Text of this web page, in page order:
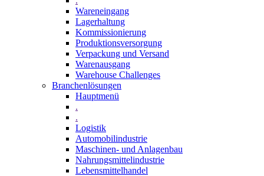
Wareneingang
Lagerhaltung
Kommissionierung
Produktionsversorgung
Verpackung und Versand
Warenausgang
Warehouse Challenges
Branchenlösungen
Hauptmenü
.
.
Logistik
Automobilindustrie
Maschinen- und Anlagenbau
Nahrungsmittelindustrie
Lebensmittelhandel